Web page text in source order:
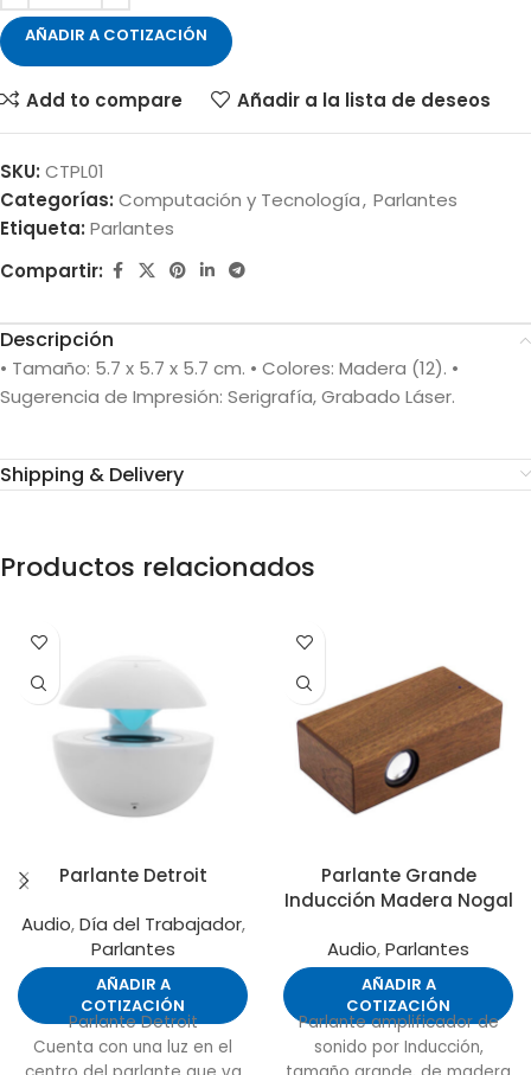
AÑADIR A COTIZACIÓN
Add to compare Añadir a la lista de deseos
SKU: CTPL01
Categorías: Computación y Tecnología, Parlantes
Etiqueta: Parlantes
Compartir:
Descripción
• Tamaño: 5.7 x 5.7 x 5.7 cm. • Colores: Madera (12). •
Sugerencia de Impresión: Serigrafía, Grabado Láser.
Shipping & Delivery
Productos relacionados
Parlante Detroit
Audio,Día del Trabajador,
Parlantes
AÑADIR A
COTIZACIÓN
Parlante Detroit
Cuenta con una luz en el
Parlante Grande
Inducción Madera Nogal
Audio,Parlantes
AÑADIR A
COTIZACIÓN
Parlante amplificador de
sonido por Inducción,